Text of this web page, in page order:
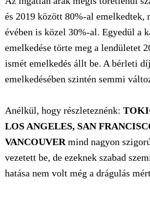
és 2019 között 80%-al emelkedtek,
évében is közel 30%-al. Egyedül a
emelkedése törte meg a lendületet
ismét emelkedés állt be. A bérleti
emelkedésében szintén semmi
Anélkül, hogy részleteznénk:
LOS ANGELES, SAN
VANCOUVER mind nagyon
vezetett be, de ezeknek szabad
hatása nem volt még a drágulás